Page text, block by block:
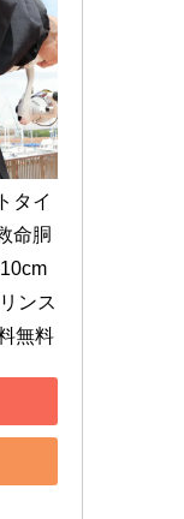
タイ
命胴
ンス
無料